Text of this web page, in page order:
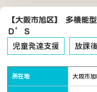
【大阪市旭区】 多機能
Ｄ’Ｓ
児童発達支援
放課
所在地 大阪市